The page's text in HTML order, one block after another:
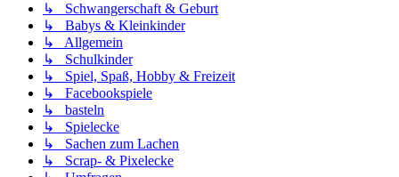
↳ Schwangerschaft & Geburt
↳ Babys & Kleinkinder
↳ Allgemein
↳ Schulkinder
↳ Spiel, Spaß, Hobby & Freizeit
↳ Facebookspiele
↳ basteln
↳ Spielecke
↳ Sachen zum Lachen
↳ Scrap- & Pixelecke